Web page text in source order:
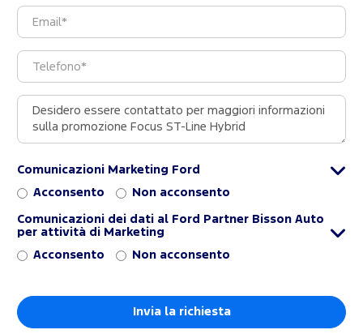
Comunicazioni Marketing Ford
Acconsento Non acconsento
Comunicazioni dei dati al Ford Partner Bisson Auto
per attività di Marketing
Acconsento Non acconsento